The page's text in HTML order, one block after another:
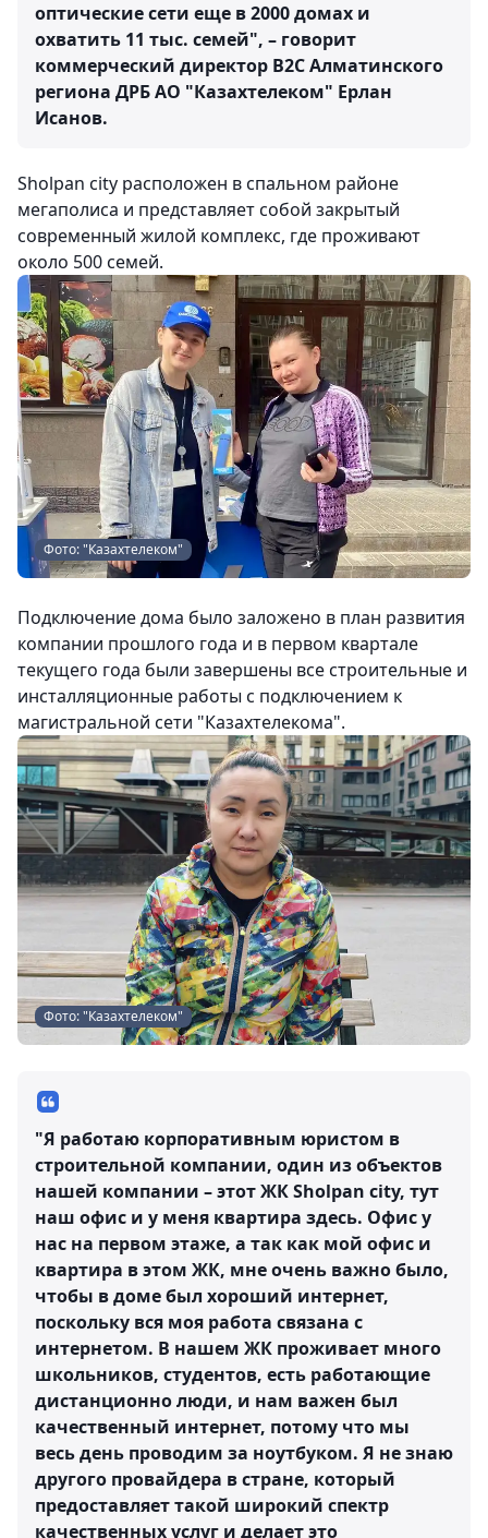
оптические сети еще в 2000 домах и
охватить 11 тыс. семей", – говорит
коммерческий директор В2С Алматинского
региона ДРБ АО "Казахтелеком" Ерлан
Исанов.
Sholpan city расположен в спальном районе
мегаполиса и представляет собой закрытый
современный жилой комплекс, где проживают
около 500 семей.
Фото: "Казахтелеком"
Подключение дома было заложено в план развития
компании прошлого года и в первом квартале
текущего года были завершены все строительные и
инсталляционные работы с подключением к
магистральной сети "Казахтелекома".
Фото: "Казахтелеком"
"Я работаю корпоративным юристом в
строительной компании, один из объектов
нашей компании – этот ЖК Sholpan city, тут
наш офис и у меня квартира здесь. Офис у
нас на первом этаже, а так как мой офис и
квартира в этом ЖК, мне очень важно было,
чтобы в доме был хороший интернет,
поскольку вся моя работа связана с
интернетом. В нашем ЖК проживает много
школьников, студентов, есть работающие
дистанционно люди, и нам важен был
качественный интернет, потому что мы
весь день проводим за ноутбуком. Я не знаю
другого провайдера в стране, который
предоставляет такой широкий спектр
качественных услуг и делает это